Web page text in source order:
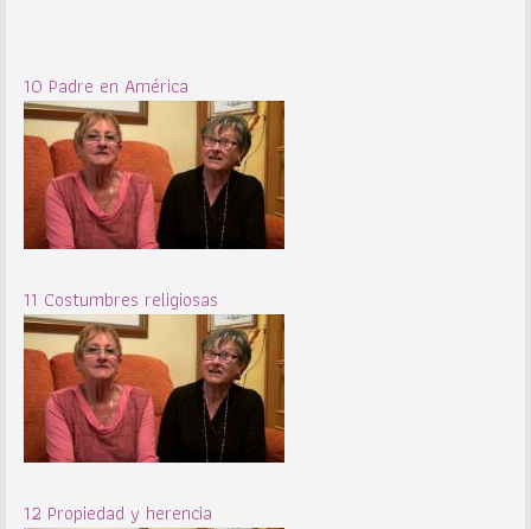
10 Padre en América
11 Costumbres religiosas
12 Propiedad y herencia